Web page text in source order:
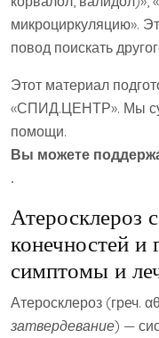
микроциркуляцию».
повод поискать
Этот материал
«СПИД.ЦЕНТР». Мы
помощи.
Вы можете
.
Атеросклероз
конечностей и
симптомы и
Атеросклероз (греч.
затвердевание) —